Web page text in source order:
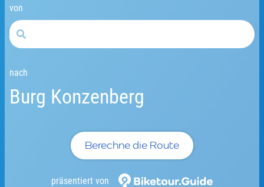
von
nach
Burg Konzenberg
Berechne die Route
präsentiert von